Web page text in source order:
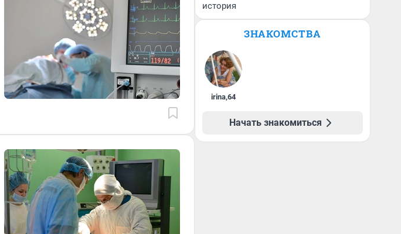
история
ЗНАКОМСТВА
irina,64
Начать знакомиться